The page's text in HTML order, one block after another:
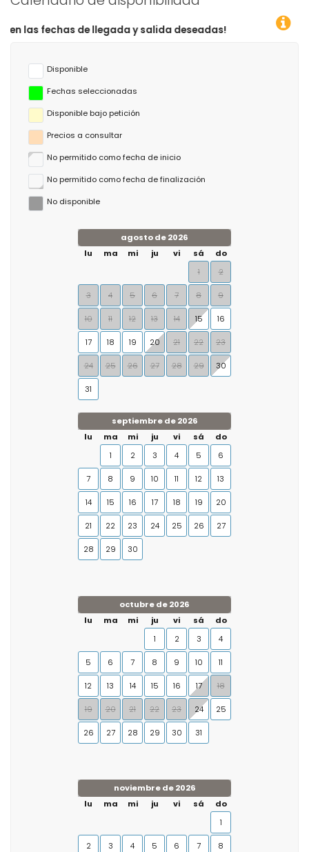
llegada y salida deseadas!
Disponible
Fechas seleccionadas
Disponible bajo petición
Precios a consultar
No permitido como fecha de inicio
No permitido como fecha de finalización
No disponible
agosto de 2026
lu
ma mi ju vi sá
do
1
2
3 4 5 6 7 8 9
10 11 12 13 14 15 16
17 18 19 20 21 22 23
24 25 26 27 28 29 30
31
septiembre de 2026
lu
ma mi ju vi sá
do
1
2 3 4 5 6
7 8 9 10 11 12 13
14 15 16 17 18 19 20
21 22 23 24 25 26 27
28 29 30
octubre de 2026
lu
ma mi ju vi sá
do
1
2 3 4
5 6 7 8 9 10 11
12 13 14 15 16 17 18
19 20 21 22 23 24 25
26 27 28 29 30 31
noviembre de 2026
lu
ma mi ju vi sá
do
1
2 3 4 5 6 7 8